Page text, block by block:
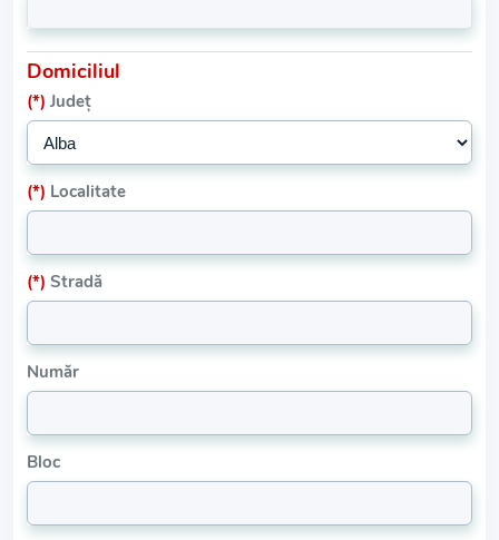
Domiciliul
(*) Județ
(*) Localitate
(*) Stradă
Număr
Bloc